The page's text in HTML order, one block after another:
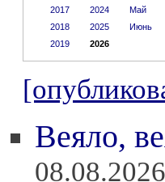
2017
2018
2019
2024
2025
2026
Май
Июнь
Веяло,